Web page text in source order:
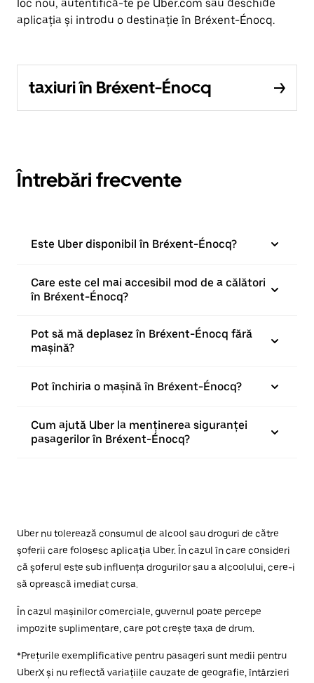
loc nou, autentifică-te pe Uber.com sau deschide
aplicația și introdu o destinație în Bréxent-Énocq.
taxiuri în Bréxent-Énocq
Întrebări frecvente
Este Uber disponibil în Bréxent-Énocq?
Care este cel mai accesibil mod de a călători
în Bréxent-Énocq?
Pot să mă deplasez în Bréxent-Énocq fără
mașină?
Pot închiria o mașină în Bréxent-Énocq?
Cum ajută Uber la menținerea siguranței
pasagerilor în Bréxent-Énocq?
Uber nu tolerează consumul de alcool sau droguri de către
șoferii care folosesc aplicația Uber. În cazul în care consideri
că șoferul este sub influența drogurilor sau a alcoolului, cere-i
să oprească imediat cursa.
În cazul mașinilor comerciale, guvernul poate percepe
impozite suplimentare, care pot crește taxa de drum.
*Prețurile exemplificative pentru pasageri sunt medii pentru
UberX și nu reflectă variațiile cauzate de geografie, întârzieri